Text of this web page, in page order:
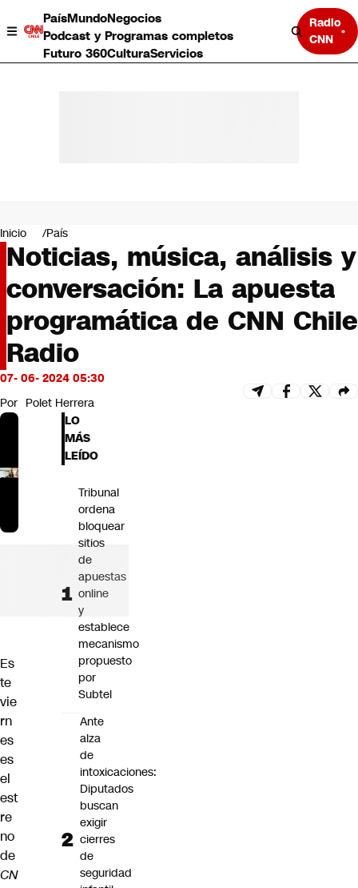
PaísMundoNegocios
Podcast y Programas completos
Futuro 360CulturaServicios
Radio
CNN
Negocios
Deportes
Programas completos
Cultura
Servicios
Bits
CNN Data
CNN tiempo
Futuro 360
Inicio País
Noticias, música, análisis y
conversación: La apuesta
programática de CNN Chile
Radio
07- 06- 2024 05:30
Por Polet Herrera
Es
te
vie
rn
es
es
el
est
re
no
de
CN
LO
MÁS
LEÍDO
Tribunal
ordena
bloquear
sitios
de
apuestas
online
y
establece
mecanismo
propuesto
por
Subtel
Ante
alza
de
intoxicaciones:
Diputados
buscan
exigir
cierres
de
seguridad